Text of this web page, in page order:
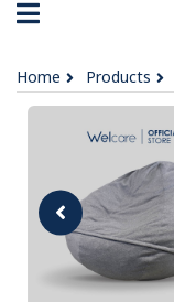
Home Products